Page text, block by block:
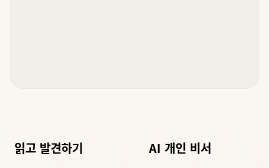
읽고 발견하기 AI 개인 비서